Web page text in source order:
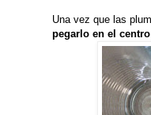
Una vez que las
pegarlo en el centro